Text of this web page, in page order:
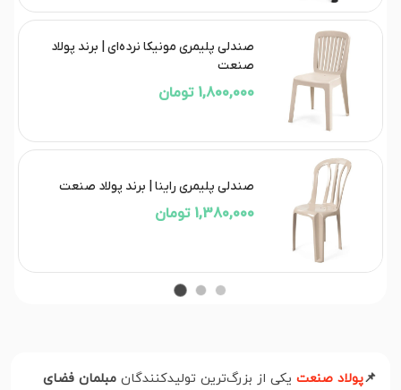
صندلی پلیمری مونیکا نرده‌ای | برند پولاد
صنعت
1,800,000 تومان
صندلی پلیمری راینا | برند پولاد صنعت
1,380,000 تومان
📌پولاد صنعت یکی از بزرگ‌ترین تولیدکنندگان مبلمان فضای